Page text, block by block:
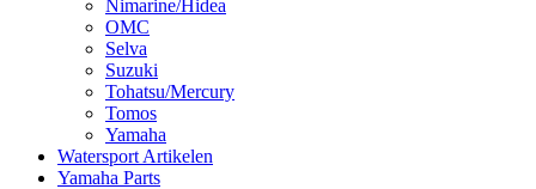
Nimarine/Hidea
OMC
Selva
Suzuki
Tohatsu/Mercury
Tomos
Yamaha
Watersport Artikelen
Yamaha Parts